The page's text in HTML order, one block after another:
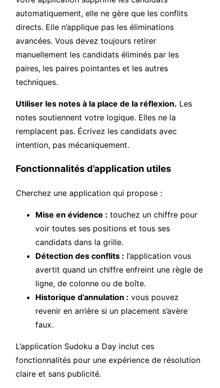
automatiquement, elle ne gère que les conflits
directs. Elle n’applique pas les éliminations
avancées. Vous devez toujours retirer
manuellement les candidats éliminés par les
paires, les paires pointantes et les autres
techniques.
Utiliser les notes à la place de la réflexion. Les
notes soutiennent votre logique. Elles ne la
remplacent pas. Écrivez les candidats avec
intention, pas mécaniquement.
Fonctionnalités d’application utiles
Cherchez une application qui propose :
Mise en évidence : touchez un chiffre pour
voir toutes ses positions et tous ses
candidats dans la grille.
Détection des conflits : l’application vous
avertit quand un chiffre enfreint une règle de
ligne, de colonne ou de boîte.
Historique d’annulation : vous pouvez
revenir en arrière si un placement s’avère
faux.
L’application Sudoku a Day inclut ces
fonctionnalités pour une expérience de résolution
claire et sans publicité.